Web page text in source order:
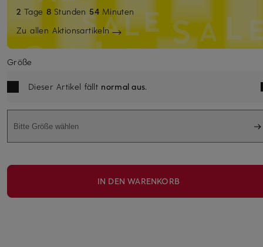
2 Tage8 Stunden 54 Minuten
Zu allen Aktionsartikeln
Größe
Dieser Artikel fällt normal aus.
Bitte Größe wählen
IN DEN WARENKORB